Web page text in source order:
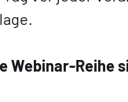
Webinar-Reihe